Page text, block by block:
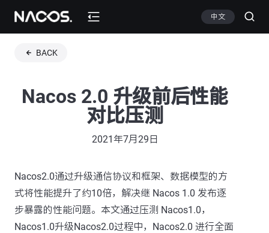
中文
BACK
Nacos 2.0 升级前后性能
对比压测
2021年7月29日
Nacos2.0通过升级通信协议和框架、数据模型的方
式将性能提升了约10倍，解决继 Nacos 1.0 发布逐
步暴露的性能问题。本文通过压测 Nacos1.0，
Nacos1.0升级Nacos2.0过程中，Nacos2.0 进行全面